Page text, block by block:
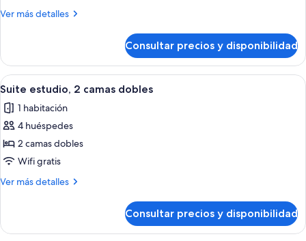
habitación,
la
montaña
Ver más detalles
Más
ejecutiva,
habitación,
la
Consultar precios y disponibilidad
Abrir
todas
las
fotos
de
Suite
estudio,
dobles
Una sala de estar moderna con un
4
Suite estudio, 2 camas dobles
1 habitación
4 huéspedes
2 camas dobles
Wifi gratis
Ver más detalles
Más
estudio,
Consultar precios y disponibilidad